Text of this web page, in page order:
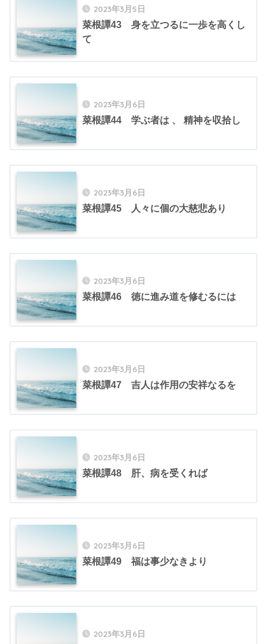
2023年3月5日
菜根譚43 身を立つるに一歩を高くし
て
2023年3月6日
菜根譚44 学ぶ者は 、 精神を収拾し
2023年3月6日
菜根譚45 人々に個の大慈悲あり
2023年3月6日
菜根譚46 徳に進み道を修むるには
2023年3月6日
菜根譚47 吉人は作用の安祥なるを
2023年3月6日
菜根譚48 肝、病を受くれば
2023年3月6日
菜根譚49 福は事少なきより
2023年3月6日